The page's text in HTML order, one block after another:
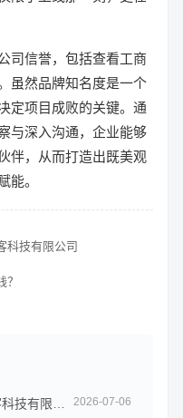
司信誉，包括查看工商
虽然品牌知名度是一个
定项目成败的关键。通
与深入沟通，企业能够
伴，从而打造出既美观
能。
科技有限公司
2026-07-06